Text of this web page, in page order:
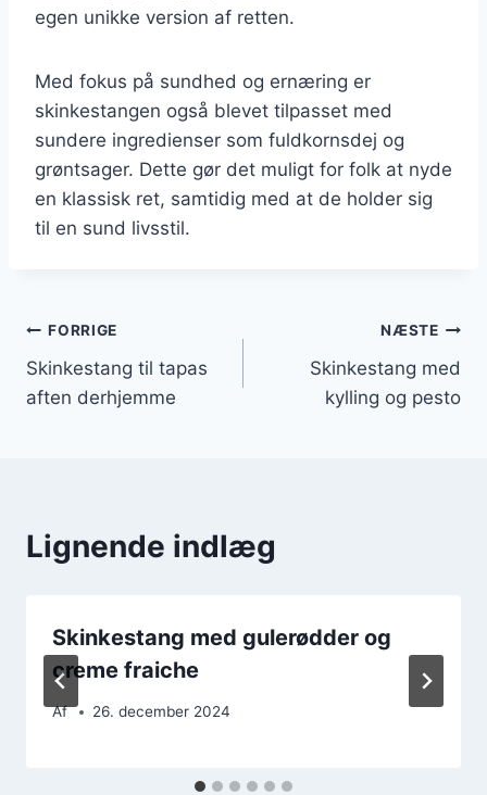
egen unikke version af retten.
Med fokus på sundhed og ernæring er
skinkestangen også blevet tilpasset med
sundere ingredienser som fuldkornsdej og
grøntsager. Dette gør det muligt for folk at nyde
en klassisk ret, samtidig med at de holder sig
til en sund livsstil.
Indlægsnavigation
FORRIGE
Skinkestang til tapas
aften derhjemme
NÆSTE
Skinkestang med
kylling og pesto
Lignende indlæg
Skinkestang med gulerødder og
creme fraiche
Af 26. december 2024